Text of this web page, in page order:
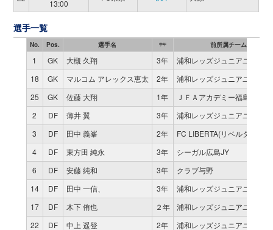
13:00
選手一覧
No. Pos. 選手名 学年 前所属チーム
1 GK 大槻 久翔 3年
浦和レッズジュニアユース
18
GK マルコム アレックス恵太 2年
浦和レッズジュニアユース
25
GK 佐藤 大翔 1年
ＪＦＡアカデミー福島U-15
2
DF 薄井 翼 3年
浦和レッズジュニアユース
3
DF 田中 義峯 2年
FC LIBERTA(リベルタ) (第３
4
DF 東方田 純永 3年
シーガル広島JY
6
DF 安藤 純和 3年
クラブ与野
14
DF 田中 一信、 3年
浦和レッズジュニアユース
17
DF 木下 侑也 ２年
浦和レッズジュニアユース
22
DF 中上 遥登 2年
浦和レッズジュニアユース